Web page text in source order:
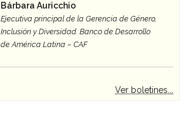
Bárbara Auricchio
Ejecutiva principal de la Gerencia de Género,
Inclusión y Diversidad. Banco de Desarrollo
de América Latina – CAF
Ver boletines...